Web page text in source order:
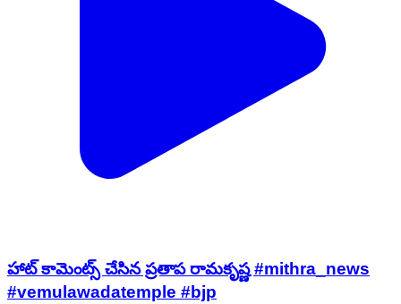
హాట్ కామెంట్స్ చేసిన ప్రతాప రామకృష్ణ #mithra_news
#vemulawadatemple #bjp